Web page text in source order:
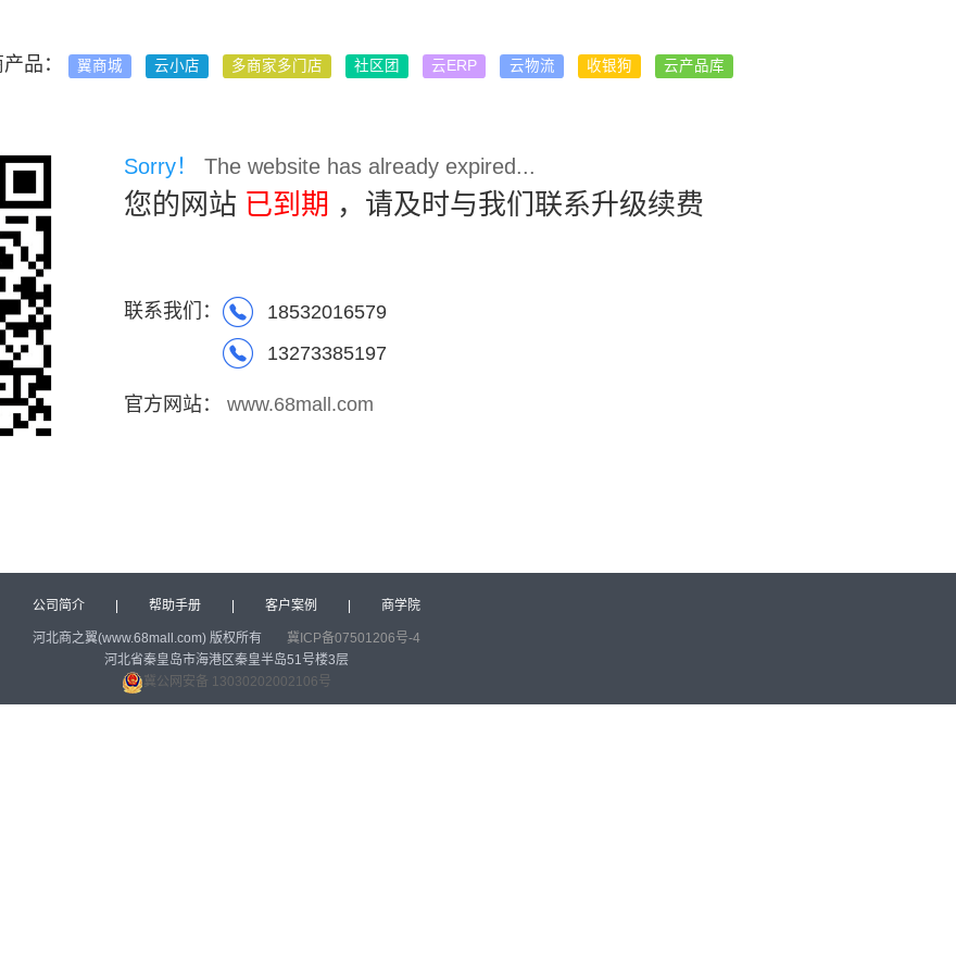
品： 翼商城 云小店 多商家多门店 社区团 云ERP 云物流 收银狗 云产品库
Sorry！ The website has already expired...
您的网站 已到期 ，请及时与我们联系升级续费
联系我们：
18532016579
13273385197
官方网站： www.68mall.com
公司简介 帮助手册 客户案例 商学院
河北商之翼(www.68mall.com) 版权所有
冀ICP备07501206号-4
河北省秦皇岛市海港区秦皇半岛51号楼3层
冀公网安备 13030202002106号